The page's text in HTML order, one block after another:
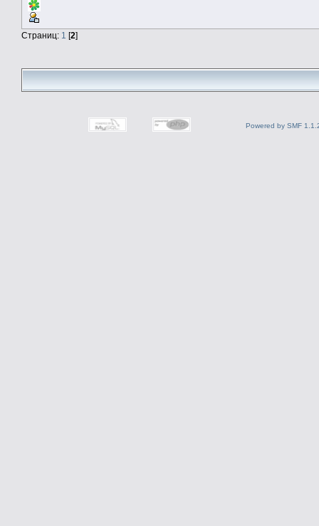
Страниц: 1 [2]
Powered by SMF